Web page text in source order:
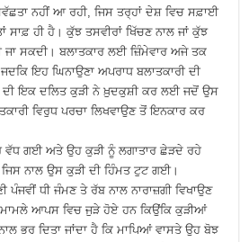
ਨਹੀਂ ਆ ਰਹੀ, ਜਿਸ ਤਰ੍ਹਾਂ ਦੇਸ਼ ਵਿਚ ਸਫ਼ਾਈ
ਸਾਫ਼ ਹੀ ਹੈ। ਕੁੱਝ ਤਸਵੀਰਾਂ ਖਿੱਚਣ ਨਾਲ ਜਾਂ ਕੁੱਝ
ਜਾ ਸਕਦੀ। ਬਲਾਤਕਾਰ ਲਈ ਜ਼ਿੰਮੇਵਾਰ ਅਜੇ ਤਕ
ਇਹ ਘਿਨਾਉਣਾ ਅਪਰਾਧ ਬਲਾਤਕਾਰੀ ਦੀ
ਦੀ ਇਕ ਦਲਿਤ ਕੁੜੀ ਨੇ ਖ਼ੁਦਕੁਸ਼ੀ ਕਰ ਲਈ ਜਦੋਂ ਉਸ
ਵਿਰੁਧ ਪਰਚਾ ਲਿਖਵਾਉਣ ਤੋਂ ਇਨਕਾਰ ਕਰ
ਵੱਧ ਗਈ ਅਤੇ ਉਹ ਕੁੜੀ ਨੂੰ ਲਗਾਤਾਰ ਛੇੜਦੇ ਰਹੇ
ਨਾਲ ਉਸ ਕੁੜੀ ਦੀ ਹਿੰਮਤ ਟੁਟ ਗਈ।
ਧੀ ਜੰਮਣ ਤੇ ਰੱਬ ਨਾਲ ਨਾਰਾਜ਼ਗੀ ਵਿਖਾਉਣ
ਮਾਮਲੇ ਆਪਸ ਵਿਚ ਜੁੜੇ ਹੋਏ ਹਨ ਕਿਉਂਕਿ ਕੁੜੀਆਂ
ਭਰ ਦਿਤਾ ਜਾਂਦਾ ਹੈ ਕਿ ਮਾਪਿਆਂ ਵਾਸਤੇ ਉਹ ਬੋਝ